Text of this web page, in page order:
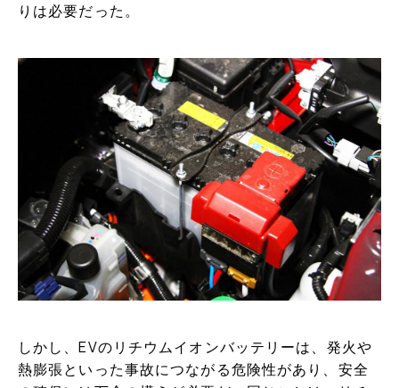
りは必要だった。
しかし、EVのリチウムイオンバッテリーは、発火や
熱膨張といった事故につながる危険性があり、安全